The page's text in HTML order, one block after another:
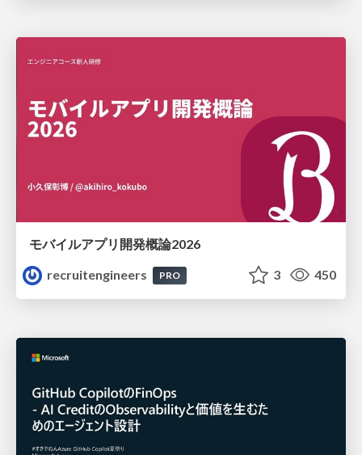
モバイルアプリ開発概論2026
recruitengineers
PRO 3 450